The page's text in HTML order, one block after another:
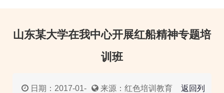
山东某大学在我中心开展红船精神专题培
训班
日期：2017-01- 来源：红色培训教育 返回列